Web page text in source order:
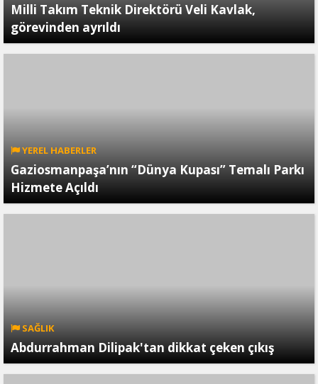
Milli Takım Teknik Direktörü Veli Kavlak,
görevinden ayrıldı
YEREL HABERLER
Gaziosmanpaşa’nın “Dünya Kupası” Temalı Parkı
Hizmete Açıldı
SAĞLIK
Abdurrahman Dilipak'tan dikkat çeken çıkış